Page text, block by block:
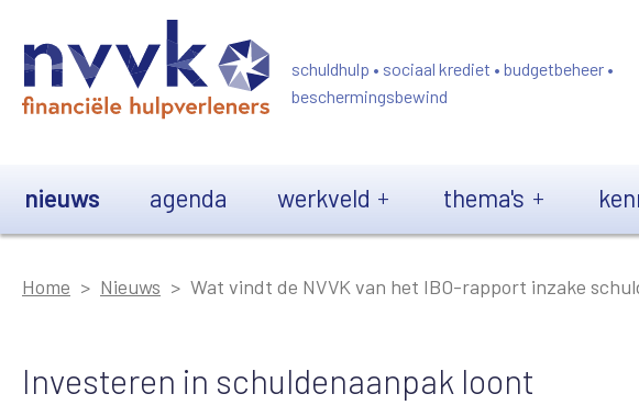
schuldhulp • sociaal krediet • budgetbeheer •
beschermingsbewind
nieuws agenda werkveld thema's
Home Nieuws Wat vindt de NVVK van het IBO-rapport inzake
Investeren in schuldenaanpak loont